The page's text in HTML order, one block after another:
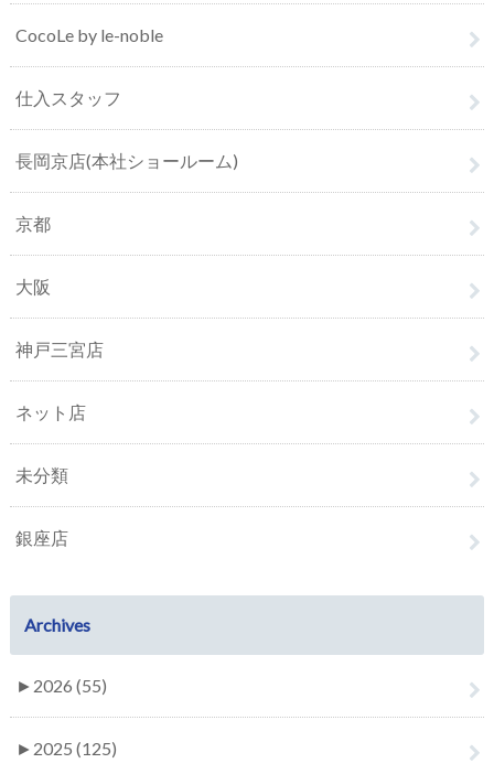
CocoLe by le-noble
仕入スタッフ
長岡京店(本社ショールーム)
京都
大阪
神戸三宮店
ネット店
未分類
銀座店
Archives
► 2026 (55)
► 2025 (125)